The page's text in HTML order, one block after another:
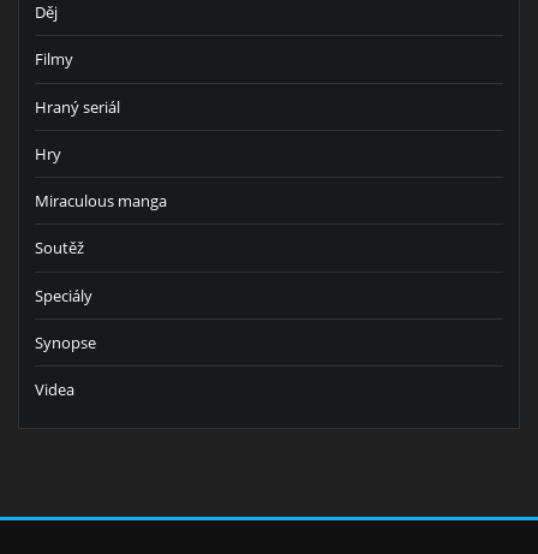
Děj
Filmy
Hraný seriál
Hry
Miraculous manga
Soutěž
Speciály
Synopse
Videa